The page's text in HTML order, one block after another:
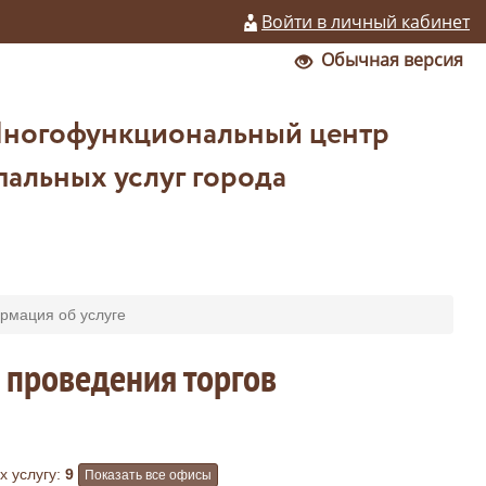
Войти в личный кабинет
Обычная версия
центр
услуг города
об услуге
торгов
услугу: 9 Показать все офисы